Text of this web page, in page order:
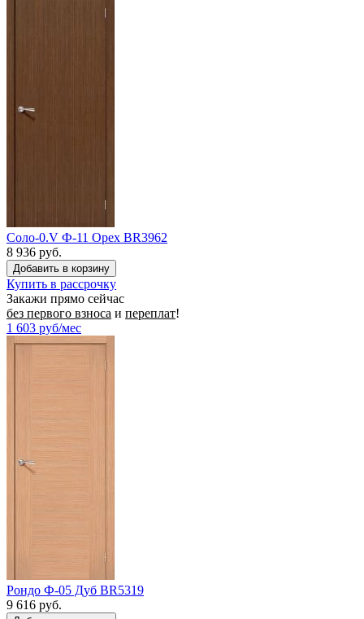
Соло-0.V Ф-11 Орех BR3962
8 936 руб.
Купить в рассрочку
Закажи прямо сейчас
без первого взноса и переплат!
1 603 руб/мес
Рондо Ф-05 Дуб BR5319
9 616 руб.